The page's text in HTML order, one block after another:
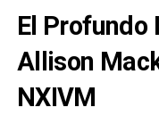
El Profundo
Allison
NXIVM